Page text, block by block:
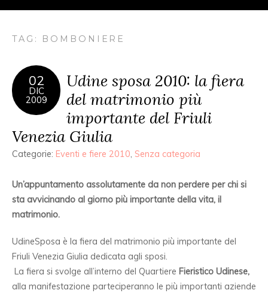
TAG: BOMBONIERE
02
DIC
2009
Udine sposa 2010: la fiera
del matrimonio più
importante del Friuli
Venezia Giulia
Categorie: Eventi e fiere 2010 Senza categoria
Un’appuntamento assolutamente da non perdere per chi si
sta avvicinando al giorno più importante della vita, il
matrimonio.
UdineSposa è la fiera del matrimonio più importante del
Friuli Venezia Giulia dedicata agli sposi.
La fiera si svolge all’interno del Quartiere Fieristico Udinese,
alla manifestazione parteciperanno le più importanti aziende